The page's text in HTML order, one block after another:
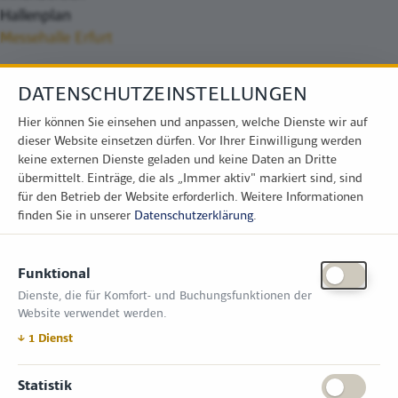
Hallenplan
Messehalle Erfurt
Zimper Media GmbH
Reinhardtstr. 31, 10117 Berlin
Tel.: +49 (0) 30 814 50 12 600
office@kommunal.de
ÖFFNUNGSZEITEN MESSE
DATENSCHUTZEINSTELLUNGEN
Hier können Sie einsehen und anpassen, welche Dienste wir auf
dieser Website einsetzen dürfen. Vor Ihrer Einwilligung werden
keine externen Dienste geladen und keine Daten an Dritte
übermittelt. Einträge, die als „Immer aktiv" markiert sind, sind
für den Betrieb der Website erforderlich. Weitere Informationen
finden Sie in unserer Datenschutzerklärung.
Funktional
Dienste, die für Komfort- und Buchungsfunktionen der
Website verwendet werden.
↓ 1 Dienst
Statistik